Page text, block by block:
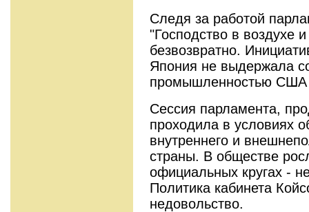
Следя за работой
"Господство в воздухе
безвозвратно.
Япония не выдержала
промышленностью США
Сессия парламента,
проходила в условиях
внутреннего и
страны. В обществе
официальных кругах -
Политика кабинета
недовольство.